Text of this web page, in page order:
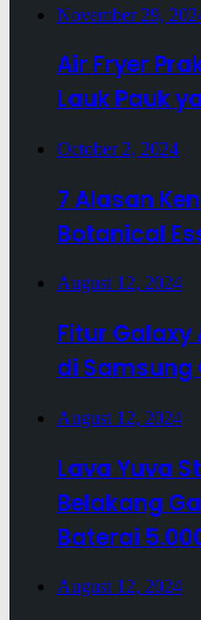
November 29,
Air Fryer
Lauk Pauk
October 2, 2024
7 Alasan
Botanical
August 12, 2024
Fitur Galaxy
di Samsung
August 12, 2024
Lava Yuva
Belakang
Baterai
August 12, 2024